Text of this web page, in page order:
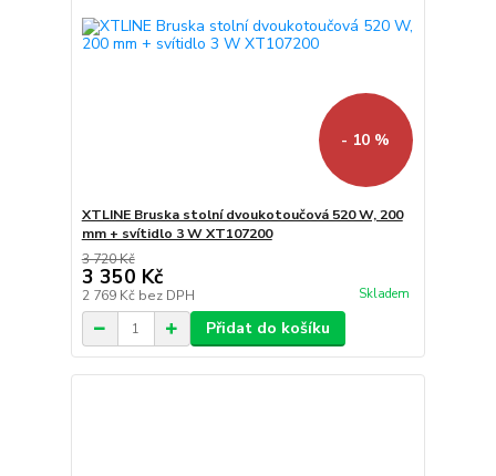
- 10 %
XTLINE Bruska stolní dvoukotoučová 520 W, 200
mm + svítidlo 3 W XT107200
3 720 Kč
3 350 Kč
2 769 Kč bez DPH Skladem
Přidat do košíku